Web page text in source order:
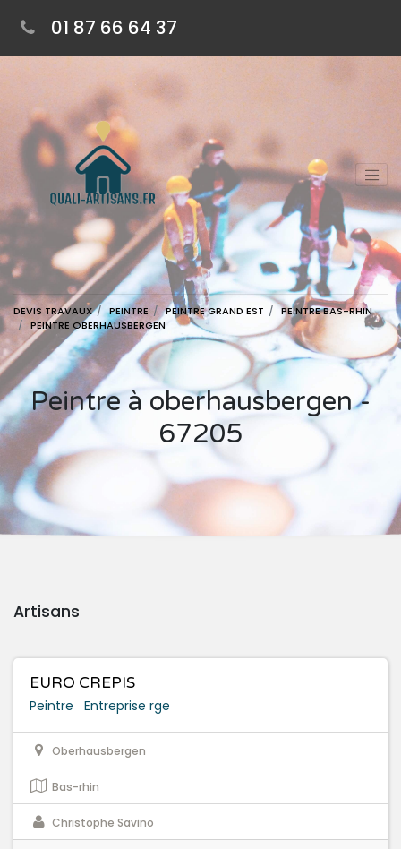
01 87 66 64 37
DEVIS TRAVAUX PEINTRE PEINTRE GRAND EST
PEINTRE BAS-RHIN
PEINTRE OBERHAUSBERGEN
Peintre à oberhausbergen -
67205
Artisans
EURO CREPIS
Peintre Entreprise rge
Oberhausbergen
Bas-rhin
Christophe Savino